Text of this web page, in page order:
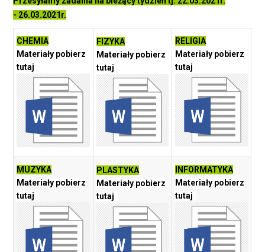
- 26.03.2021r.
CHEMIA
Materiały pobierz
tutaj
FIZYKA
Materiały pobierz
tutaj
RELIGIA
Materiały pobierz
tutaj
MUZYKA
Materiały pobierz
tutaj
PLASTYKA
Materiały pobierz
tutaj
INFORMATYKA
Materiały pobierz
tutaj